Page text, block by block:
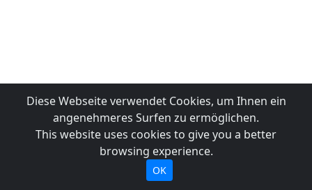
Diese Webseite verwendet Cookies, um Ihnen ein
angenehmeres Surfen zu ermöglichen.
This website uses cookies to give you a better
browsing experience.
OK